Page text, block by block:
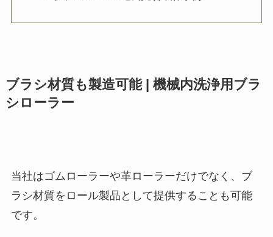
ブラシ材質も製造可能 | 機械内洗浄用ブラ
シローラー
当社はゴムローラーや革ローラーだけでなく、ブ
ラシ材質をロール製品として提供することも可能
です。